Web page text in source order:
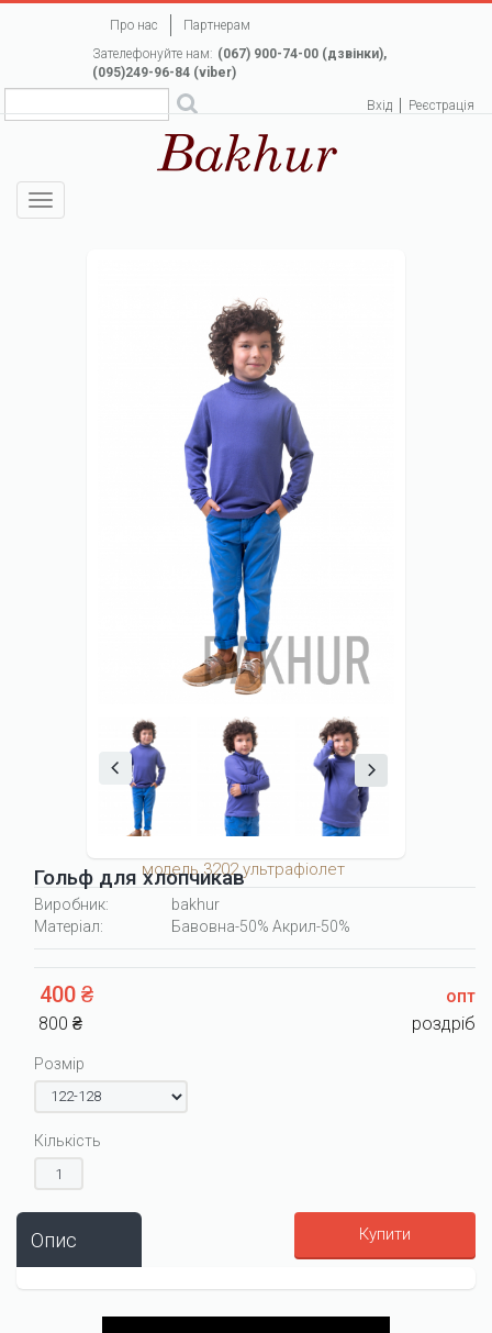
Про нас
Партнерам
Зателефонуйте нам: (067) 900-74-00 (дзвінки),
(095)249-96-84 (viber)
Вхід Реєстрація
Toggle
navigation
Гольф для хлопчикавмодель 3202 ультрафіолет
Виробник:
bakhur
Матеріал:
Бавовна-50% Акрил-50%
400 ₴
опт
800 ₴
роздріб
Розмір
Кількість
Купити
Опис